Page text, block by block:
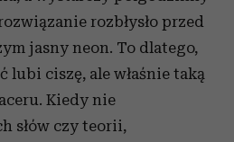
rozbłysło przed
jasny neon. To dlatego,
lubi ciszę, ale właśnie taką
Kiedy nie
słów czy teorii,